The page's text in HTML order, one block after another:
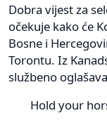
Dobra vijest za
očekuje kako će
Bosne i
Torontu. Iz
službeno
Hold your